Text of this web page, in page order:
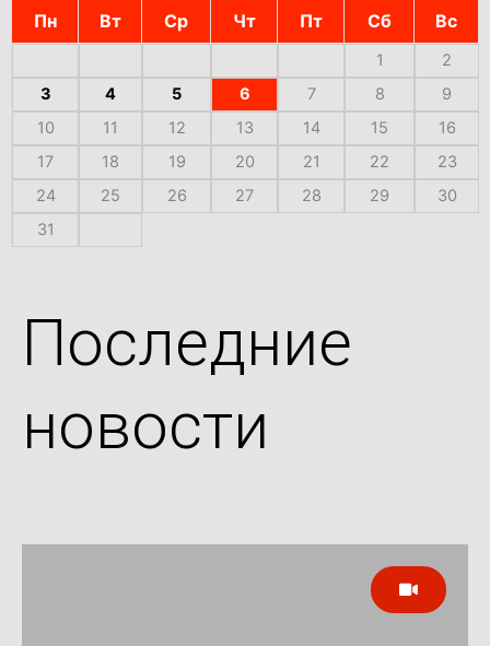
Пн Вт Ср Чт Пт Сб Вс
1
2
3
4 5 6 7 8
9
10
11 12 13 14 15
16
17
18 19 20 21 22
23
24
25 26 27 28 29
30
31
Последние
новости